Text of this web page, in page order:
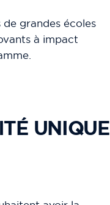
de grandes écoles
à impact
UNIQUE